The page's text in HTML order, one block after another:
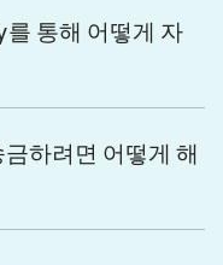
통해 어떻게 자
하려면 어떻게 해